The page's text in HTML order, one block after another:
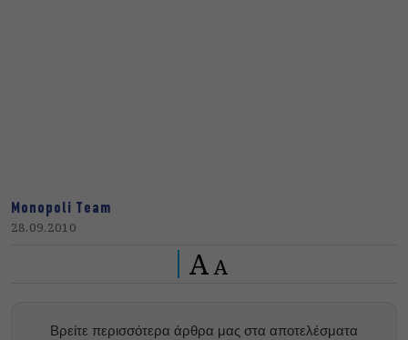
Monopoli Team
28.09.2010
A A
Βρείτε περισσότερα άρθρα μας στα αποτελέσματα